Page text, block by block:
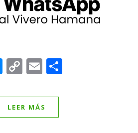
Messenger
CopyEmail
LEER MÁS